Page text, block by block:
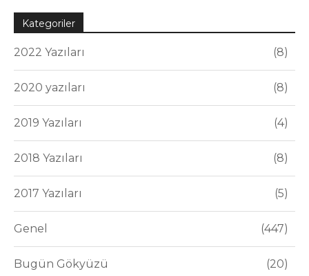
Kategoriler
2022 Yazıları 8
2020 yazıları 8
2019 Yazıları 4
2018 Yazıları 8
2017 Yazıları 5
Genel 447
Bugün Gökyüzü 20